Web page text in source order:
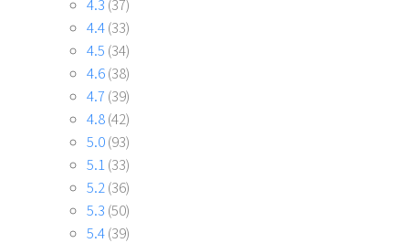
4.3 (37)
4.4(33)
4.5 (34)
4.6(38)
4.7 (39)
4.8(42)
5.0(93)
5.1 (33)
5.2 (36)
5.3 (50)
5.4(39)